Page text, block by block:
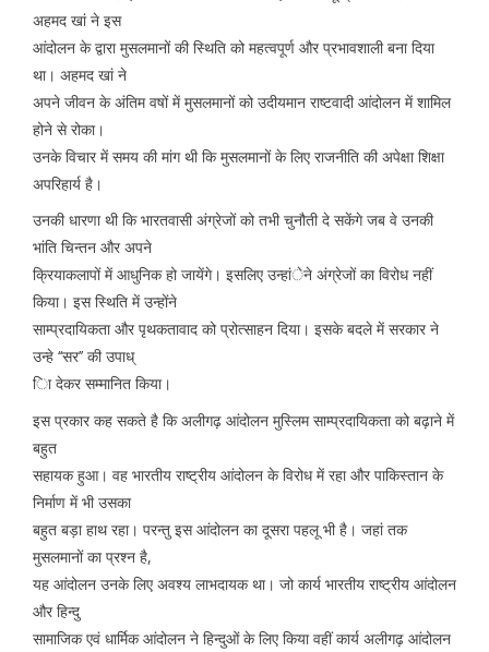
अहमद खां ने इस
आंदोलन के द्वारा मुसलमानों की स्थिति को महत्वपूर्ण और प्रभावशाली बना दिया
था। अहमद खां ने
अपने जीवन के अंतिम वषों में मुसलमानों को उदीयमान राष्टवादी आंदोलन में शामिल
होने से रोका।
उनके विचार में समय की मांग थी कि मुसलमानों के लिए राजनीति की अपेक्षा शिक्षा
अपरिहार्य है।
उनकी धारणा थी कि भारतवासी अंग्रेजों को तभी चुनौती दे सकेंगे जब वे उनकी
भांति चिन्तन और अपने
क्रियाकलापों में आधुनिक हो जायेंगे। इसलिए उन्हांेने अंग्रेजों का विरोध नहीं
किया। इस स्थिति में उन्होंने
साम्प्रदायिकता और पृथकतावाद को प्रोत्साहन दिया। इसके बदले में सरकार ने
उन्हे ‘‘सर’’ की उपाध्
िा देकर सम्मानित किया।
इस प्रकार कह सकते है कि अलीगढ़ आंदोलन मुस्लिम साम्प्रदायिकता को बढ़ाने में
बहुत
सहायक हुआ। वह भारतीय राष्ट्रीय आंदोलन के विरोध में रहा और पाकिस्तान के
निर्माण में भी उसका
बहुत बड़ा हाथ रहा। परन्तु इस आंदोलन का दूसरा पहलू भी है। जहां तक
मुसलमानों का प्रश्न है,
यह आंदोलन उनके लिए अवश्य लाभदायक था। जो कार्य भारतीय राष्ट्रीय आंदोलन
और हिन्दु
सामाजिक एवं धार्मिक आंदोलन ने हिन्दुओं के लिए किया वहीं कार्य अलीगढ़ आंदोलन